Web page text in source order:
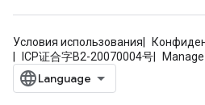
Условия использования
ICP证合字B2-20070004号